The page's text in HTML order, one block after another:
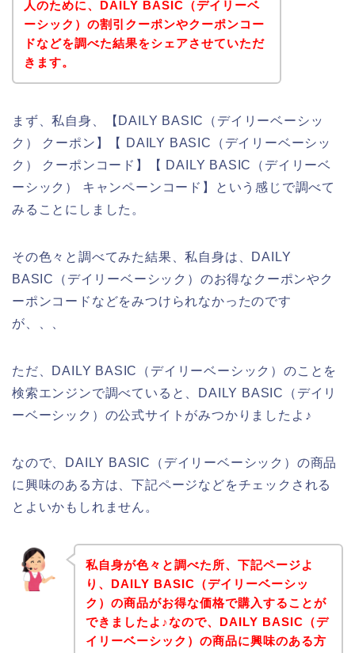
人のために、DAILY BASIC（デイリーベ
ーシック）の割引クーポンやクーポンコー
ドなどを調べた結果をシェアさせていただ
きます。
まず、私自身、【DAILY BASIC（デイリーベーシッ
ク） クーポン】【 DAILY BASIC（デイリーベーシッ
ク） クーポンコード】【 DAILY BASIC（デイリーベ
ーシック） キャンペーンコード】という感じで調べて
みることにしました。
その色々と調べてみた結果、私自身は、DAILY
BASIC（デイリーベーシック）のお得なクーポンやク
ーポンコードなどをみつけられなかったのです
が、、、
ただ、DAILY BASIC（デイリーベーシック）のことを
検索エンジンで調べていると、DAILY BASIC（デイリ
ーベーシック）の公式サイトがみつかりましたよ♪
なので、DAILY BASIC（デイリーベーシック）の商品
に興味のある方は、下記ページなどをチェックされる
とよいかもしれません。
私自身が色々と調べた所、下記ページよ
り、DAILY BASIC（デイリーベーシッ
ク）の商品がお得な価格で購入することが
できましたよ♪なので、DAILY BASIC（デ
イリーベーシック）の商品に興味のある方